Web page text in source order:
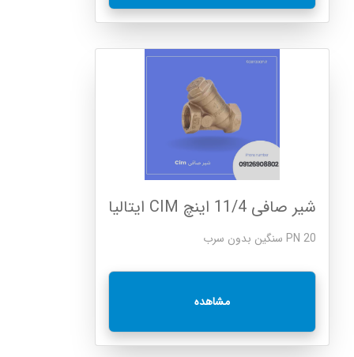
شیر صافی 11/4 اینچ CIM ایتالیا
PN 20 سنگین بدون سرب
مشاهده